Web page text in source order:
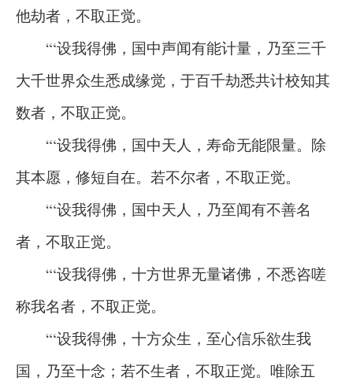
他劫者，不取正觉。
“‘设我得佛，国中声闻有能计量，乃至三千
大千世界众生悉成缘觉，于百千劫悉共计校知其
数者，不取正觉。
“‘设我得佛，国中天人，寿命无能限量。除
其本愿，修短自在。若不尔者，不取正觉。
“‘设我得佛，国中天人，乃至闻有不善名
者，不取正觉。
“‘设我得佛，十方世界无量诸佛，不悉咨嗟
称我名者，不取正觉。
“‘设我得佛，十方众生，至心信乐欲生我
国，乃至十念；若不生者，不取正觉。唯除五